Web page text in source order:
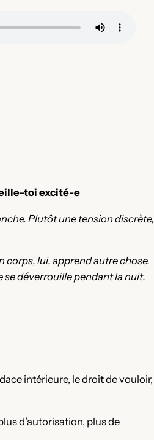
toi excité-e
Plutôt une tension discrète,
corps, lui, apprend autre chose.
se déverrouille pendant la nuit.
intérieure, le droit de vouloir,
d’autorisation, plus de